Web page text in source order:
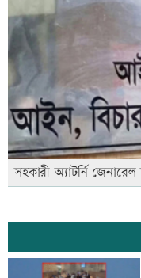
সহকারী অ্যাটর্নি